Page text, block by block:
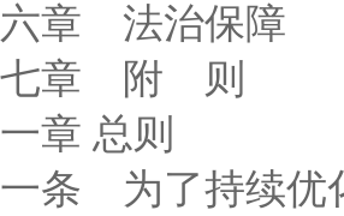
法治保障
章 附 则
总则
为了持续优化